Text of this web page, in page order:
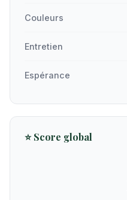
Couleurs
Entretien
Espérance
⭐ Score global